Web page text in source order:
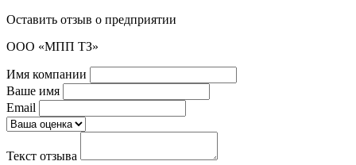
Оставить отзыв о предприятии
ООО «МПП ТЗ»
Имя компании
Ваше имя
Email
Текст отзыва